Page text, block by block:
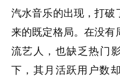
汽水音乐的出现，打破
来的既定格局。在没
流艺人，也缺乏热门
下，其月活跃用户数